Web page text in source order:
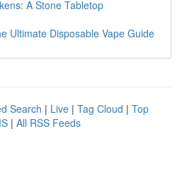
A Stone Tabletop
Ultimate Disposable Vape Guide
Search | Live | Tag Cloud | Top
| All RSS Feeds